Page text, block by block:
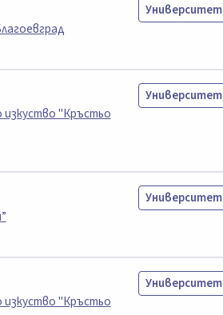
Университет
"Кръстьо
Университет
Университет
"Кръстьо
Университет